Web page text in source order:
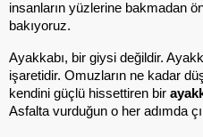
insanların yüzlerine bakmadan
bakıyoruz.
Ayakkabı, bir giysi değildir.
işaretidir. Omuzların ne kadar
kendini güçlü hissettiren bir
Asfalta vurduğun o her adımda